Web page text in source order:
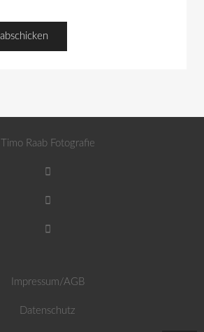
Timo Raab Fotografie
Impressum/AGB
Datenschutz